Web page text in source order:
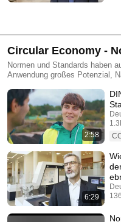
Circular Economy -
ebnen den Weg
Normen und Standards haben
Anwendung großes Potenzial,
Klimaschutz. Circular Economy
zum Ziel – weg von der
Modell. Normen und Standards können die Circular Economy aktiv
unterstützen. Sie tragen dazu
vereinheitlichen. Damit wird
Informationsaustausch
Kreislauf sichergestellt.
2:58
6:29